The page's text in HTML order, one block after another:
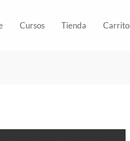
Cursos Tienda Carrito